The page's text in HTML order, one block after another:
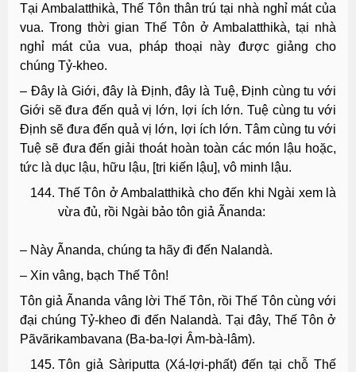
Tại Ambalatthikà, Thế Tôn thân trú tại nhà nghỉ mát của
vua. Trong thời gian Thế Tôn ở Ambalatthikà, tại nhà
nghỉ mát của vua, pháp thoại này được giảng cho
chúng Tỷ-kheo.
– Ðây là Giới, đây là Ðịnh, đây là Tuệ, Ðịnh cùng tu với
Giới sẽ đưa đến quả vị lớn, lợi ích lớn. Tuệ cùng tu với
Ðịnh sẽ đưa đến quả vị lớn, lợi ích lớn. Tâm cùng tu với
Tuệ sẽ đưa đến giải thoát hoàn toàn các món lậu hoặc,
tức là dục lậu, hữu lậu, [tri kiến lậu], vô minh lậu.
Thế Tôn ở Ambalatthikà cho đến khi Ngài xem là
vừa đủ, rồi Ngài bảo tôn giả Ãnanda:
– Này Ãnanda, chúng ta hãy đi đến Nalandà.
– Xin vâng, bạch Thế Tôn!
Tôn giả Ãnanda vâng lời Thế Tôn, rồi Thế Tôn cùng với
đại chúng Tỷ-kheo đi đến Nalandà. Tại đây, Thế Tôn ở
Pãvãrikambavana (Ba-ba-lợi Âm-bà-lâm).
Tôn giả Sàriputta (Xá-lợi-phất) đến tại chỗ Thế